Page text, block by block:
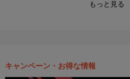
もっと見る
キャンペーン・お得な情報